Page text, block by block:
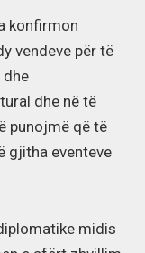
konfirmon
vendeve për të
dhe në të
punojmë që të
gjitha eventeve
midis